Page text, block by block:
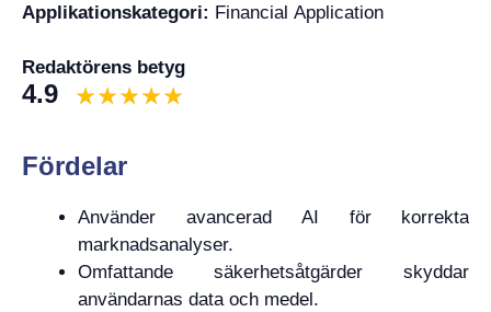
Applikationskategori: Financial Application
Redaktörens betyg
4.9
Fördelar
Använder avancerad AI för korrekta
marknadsanalyser.
Omfattande säkerhetsåtgärder skyddar
användarnas data och medel.